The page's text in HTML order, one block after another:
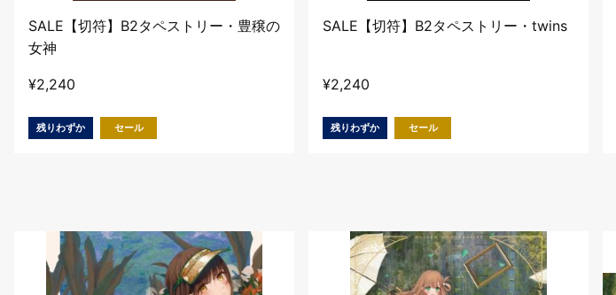
SALE【切符】B2タペストリー・豊穣の
女神
¥2,240
残りわずか セール
SALE【切符】B2タペストリー・twins
¥2,240
残りわずか セール